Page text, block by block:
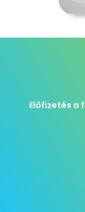
Előfizetés a